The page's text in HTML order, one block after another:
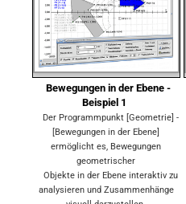
Bewegungen in der Ebene -
Beispiel 1
Der Programmpunkt [Geometrie] -
[Bewegungen in der Ebene]
ermöglicht es, Bewegungen
geometrischer
Objekte in der Ebene interaktiv zu
analysieren und Zusammenhänge